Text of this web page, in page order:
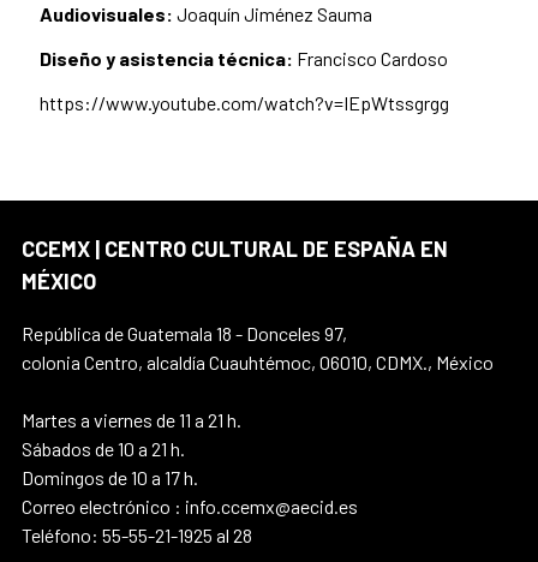
Audiovisuales: Joaquín Jiménez Sauma
Diseño y asistencia técnica: Francisco Cardoso
https://www.youtube.com/watch?v=IEpWtssgrgg
CCEMX | CENTRO CULTURAL DE ESPAÑA EN
MÉXICO
República de Guatemala 18 - Donceles 97,
colonia Centro, alcaldía Cuauhtémoc, 06010, CDMX., México
Martes a viernes de 11 a 21 h.
Sábados de 10 a 21 h.
Domingos de 10 a 17 h.
Correo electrónico : info.ccemx@aecid.es
Teléfono: 55-55-21-1925 al 28